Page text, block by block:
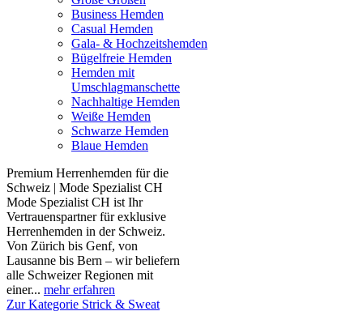
Business Hemden
Casual Hemden
Gala- & Hochzeitshemden
Bügelfreie Hemden
Hemden mit
Umschlagmanschette
Nachhaltige Hemden
Weiße Hemden
Schwarze Hemden
Blaue Hemden
Premium Herrenhemden für die
Schweiz | Mode Spezialist CH
Mode Spezialist CH ist Ihr
Vertrauenspartner für exklusive
Herrenhemden in der Schweiz.
Von Zürich bis Genf, von
Lausanne bis Bern – wir beliefern
alle Schweizer Regionen mit
einer... mehr erfahren
Zur Kategorie Strick & Sweat